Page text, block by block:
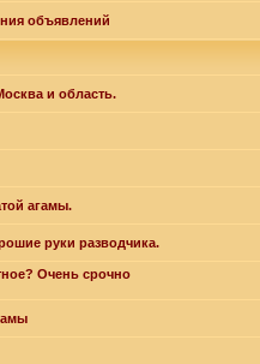
объявлений
и область.
агамы.
руки разводчика.
Очень срочно